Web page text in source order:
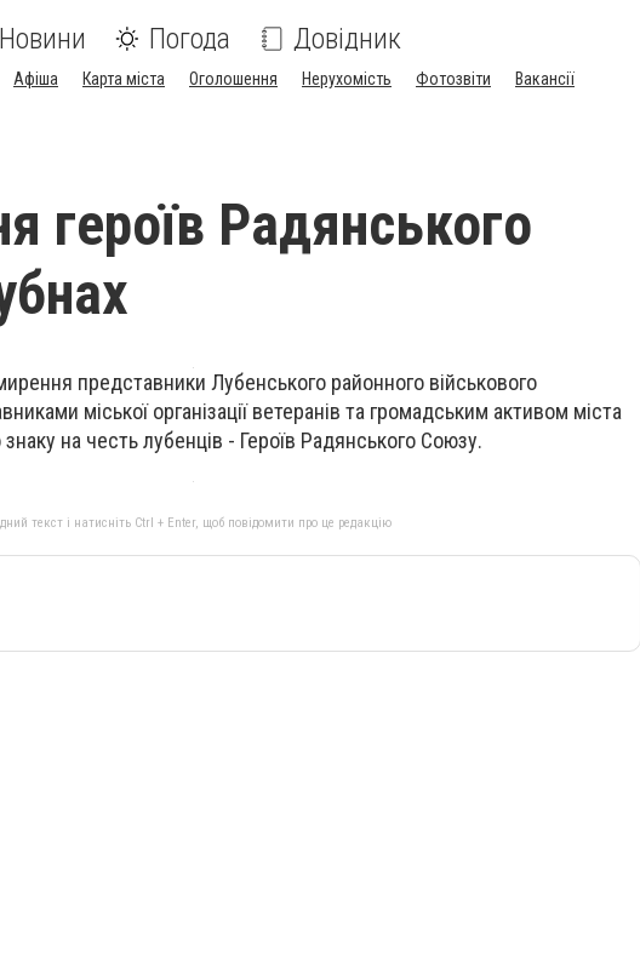
Новини Погода Довідник
Афіша Карта міста Оголошення Нерухомість Фотозвіти Вакансії
героїв Радянського
представники Лубенського районного військового
міської організації ветеранів та громадським активом міста
на честь лубенців - Героїв Радянського Союзу.
текст і натисніть Ctrl + Enter, щоб повідомити про це редакцію